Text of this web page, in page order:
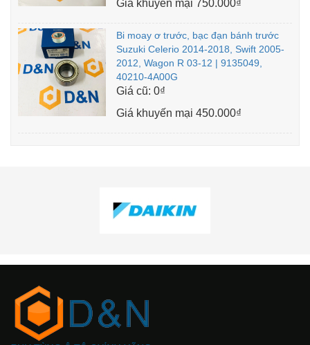
Giá khuyến mại 750.000₫
Bi moay ơ trước, bạc đạn bánh trước
Suzuki Celerio 2014-2018, Swift 2005-
2012, Wagon R 03-12 | 9135049,
40210-4A00G
Giá cũ: 0₫
Giá khuyến mại 450.000₫